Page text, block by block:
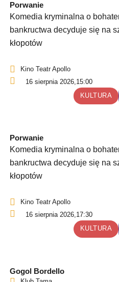
Porwanie
Komedia kryminalna o
bankructwa decyduje się na
kłopotów
Kino Teatr Apollo
16 sierpnia 2026, 15:00
KULTURA
Porwanie
Komedia kryminalna o
bankructwa decyduje się na
kłopotów
Kino Teatr Apollo
16 sierpnia 2026,17:30
KULTURA
Gogol Bordello